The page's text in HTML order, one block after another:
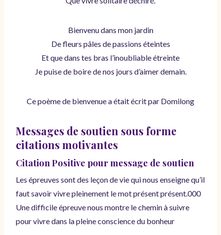
Bienvenu dans mon jardin
De fleurs pâles de passions éteintes
Et que dans tes bras l’inoubliable étreinte
Je puise de boire de nos jours d’aimer demain.
Ce poème de bienvenue a était écrit par Domilong
Messages de soutien sous forme
citations motivantes
Citation Positive pour message de soutien
Les épreuves sont des leçon de vie qui nous enseigne qu’il
faut savoir vivre pleinement le mot présent présent.000
Une difficile épreuve nous montre le chemin à suivre
pour vivre dans la pleine conscience du bonheur